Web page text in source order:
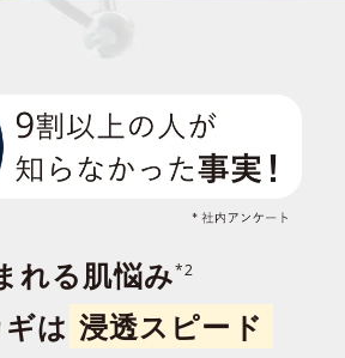
れる肌悩み*2
は 浸透スピード